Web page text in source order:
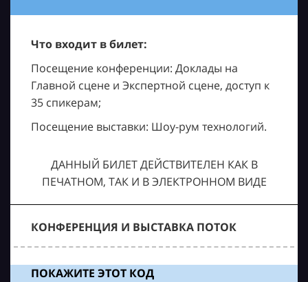
Что входит в билет:
Посещение конференции: Доклады на
Главной сцене и Экспертной сцене, доступ к
35 спикерам;
Посещение выставки: Шоу-рум технологий.
ДАННЫЙ БИЛЕТ ДЕЙСТВИТЕЛЕН КАК В
ПЕЧАТНОМ, ТАК И В ЭЛЕКТРОННОМ ВИДЕ
КОНФЕРЕНЦИЯ И ВЫСТАВКА ПОТОК
ПОКАЖИТЕ ЭТОТ КОД